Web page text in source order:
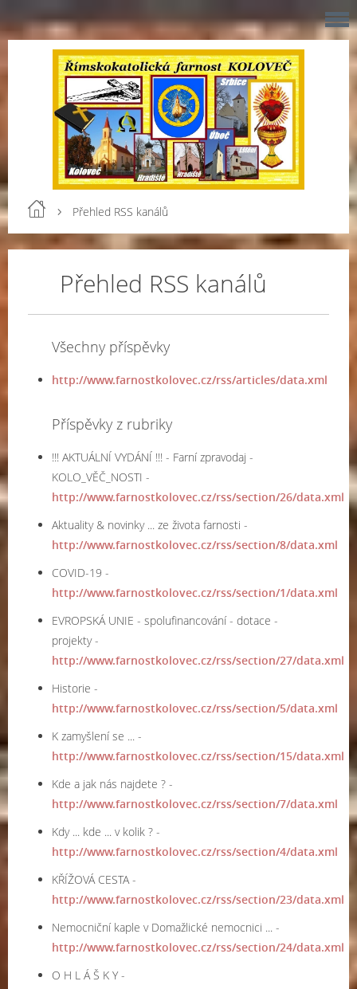
Přehled RSS kanálů
Přehled RSS kanálů
Všechny příspěvky
http://www.farnostkolovec.cz/rss/articles/data.xml
Příspěvky z rubriky
!!! AKTUÁLNÍ VYDÁNÍ !!! - Farní zpravodaj -
KOLO_VĚČ_NOSTI -
http://www.farnostkolovec.cz/rss/section/26/data.xml
Aktuality & novinky ... ze života farnosti -
http://www.farnostkolovec.cz/rss/section/8/data.xml
COVID-19 -
http://www.farnostkolovec.cz/rss/section/1/data.xml
EVROPSKÁ UNIE - spolufinancování - dotace -
projekty -
http://www.farnostkolovec.cz/rss/section/27/data.xml
Historie -
http://www.farnostkolovec.cz/rss/section/5/data.xml
K zamyšlení se ... -
http://www.farnostkolovec.cz/rss/section/15/data.xml
Kde a jak nás najdete ? -
http://www.farnostkolovec.cz/rss/section/7/data.xml
Kdy ... kde ... v kolik ? -
http://www.farnostkolovec.cz/rss/section/4/data.xml
KŘÍŽOVÁ CESTA -
http://www.farnostkolovec.cz/rss/section/23/data.xml
Nemocniční kaple v Domažlické nemocnici ... -
http://www.farnostkolovec.cz/rss/section/24/data.xml
O H L Á Š K Y -